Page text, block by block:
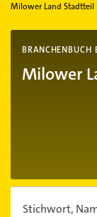
Milower Land Stadtteil
BRANCHENBUCH
Milower
Stichwort,